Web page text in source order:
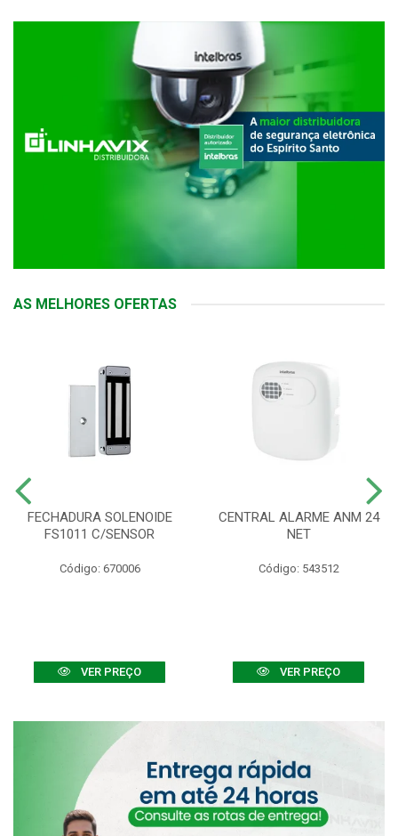
AS MELHORES OFERTAS
FECHADURA SOLENOIDE
FS1011 C/SENSOR
Código: 670006
VER PREÇO
CENTRAL ALARME ANM 24
NET
Código: 543512
VER PREÇO